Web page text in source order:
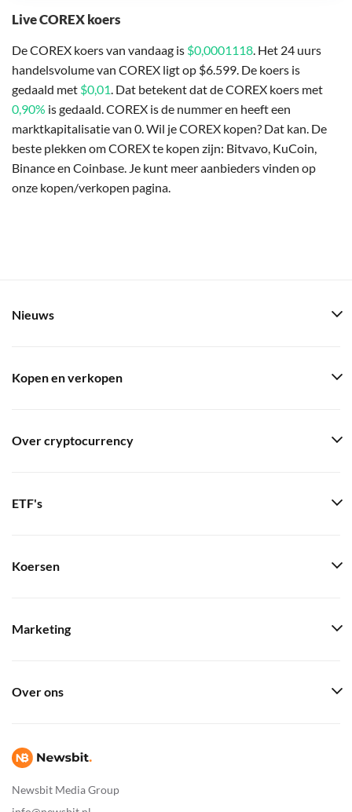
Live COREX koers
De COREX koers van vandaag is $0,0001118. Het 24 uurs
handelsvolume van COREX ligt op $6.599. De koers is
gedaald met $0,01. Dat betekent dat de COREX koers met
0,90% is gedaald. COREX is de nummer en heeft een
marktkapitalisatie van 0. Wil je COREX kopen? Dat kan. De
beste plekken om COREX te kopen zijn: Bitvavo, KuCoin,
Binance en Coinbase. Je kunt meer aanbieders vinden op
onze kopen/verkopen pagina.
Newsbit Media Group
Nieuws
Kopen en verkopen
Over cryptocurrency
ETF's
Koersen
Marketing
Over ons